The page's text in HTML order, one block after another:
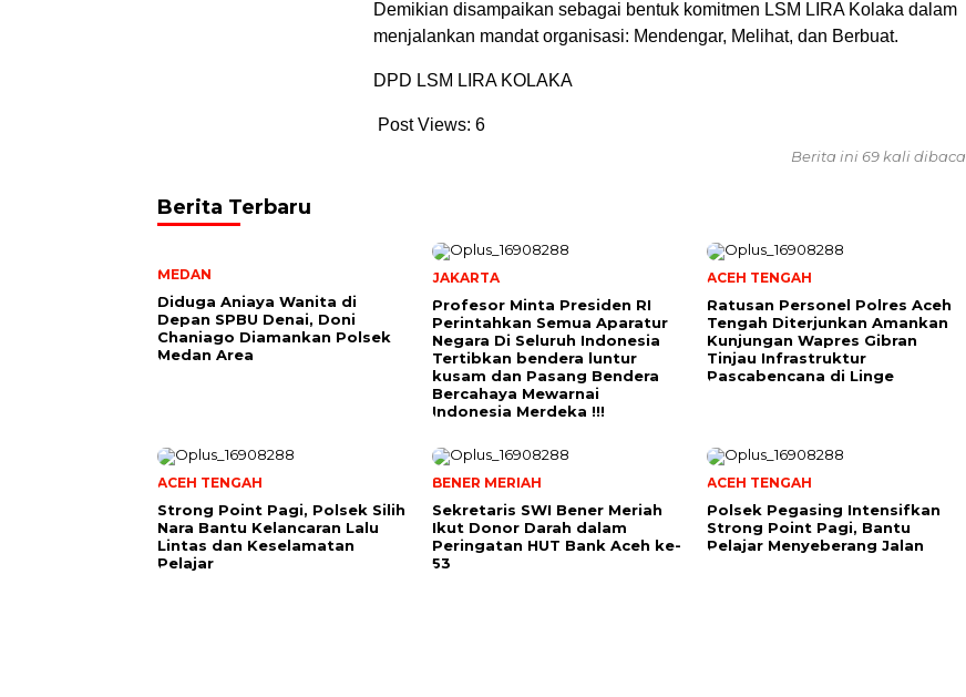
Demikian disampaikan sebagai bentuk komitmen LSM LIRA Kolaka dalam
menjalankan mandat organisasi: Mendengar, Melihat, dan Berbuat.
DPD LSM LIRA KOLAKA
Post Views: 6
Berita ini 69 kali dibaca
Berita Terbaru
MEDAN
Diduga Aniaya Wanita di
Depan SPBU Denai, Doni
Chaniago Diamankan Polsek
Medan Area
JAKARTA
Profesor Minta Presiden RI
Perintahkan Semua Aparatur
Negara Di Seluruh Indonesia
Tertibkan bendera luntur
kusam dan Pasang Bendera
Bercahaya Mewarnai
Indonesia Merdeka !!!
ACEH TENGAH
Ratusan Personel Polres Aceh
Tengah Diterjunkan Amankan
Kunjungan Wapres Gibran
Tinjau Infrastruktur
Pascabencana di Linge
ACEH TENGAH
Strong Point Pagi, Polsek Silih
Nara Bantu Kelancaran Lalu
Lintas dan Keselamatan
Pelajar
BENER MERIAH
Sekretaris SWI Bener Meriah
Ikut Donor Darah dalam
Peringatan HUT Bank Aceh ke-
53
ACEH TENGAH
Polsek Pegasing Intensifkan
Strong Point Pagi, Bantu
Pelajar Menyeberang Jalan